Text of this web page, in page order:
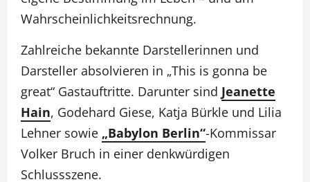
Wahrscheinlichkeitsrechnung.
Zahlreiche bekannte Darstellerinnen und
Darsteller absolvieren in „This is gonna be
great“ Gastauftritte. Darunter sind Jeanette
Hain, Godehard Giese, Katja Bürkle und Lilia
Lehner sowie „Babylon Berlin“-Kommissar
Volker Bruch in einer denkwürdigen
Schlussszene.